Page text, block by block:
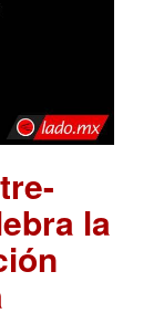
la